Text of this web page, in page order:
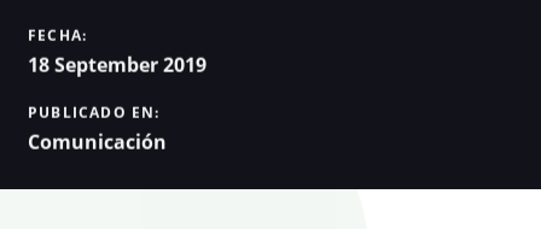
FECHA:
18 September 2019
PUBLICADO EN:
Comunicación